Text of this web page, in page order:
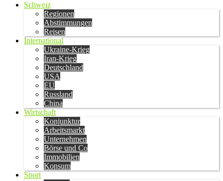
Schweiz
Regionen
Abstimmungen
Reisen
International
Ukraine-Krieg
Iran-Krieg
Deutschland
USA
EU
Russland
China
Wirtschaft
Konjunktur
Arbeitsmarkt
Unternehmen
Börse und Co
Immobilien
Konsum
Sport